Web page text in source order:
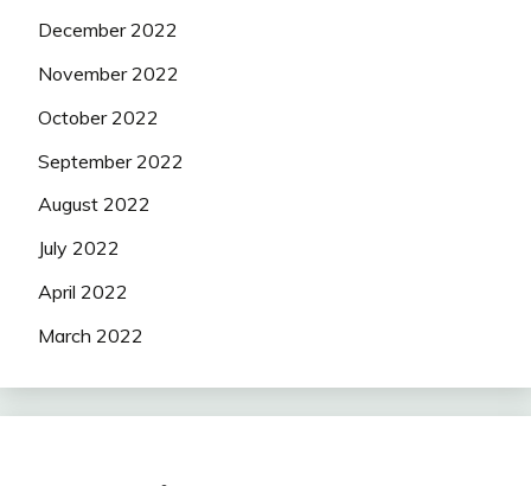
December 2022
November 2022
October 2022
September 2022
August 2022
July 2022
April 2022
March 2022